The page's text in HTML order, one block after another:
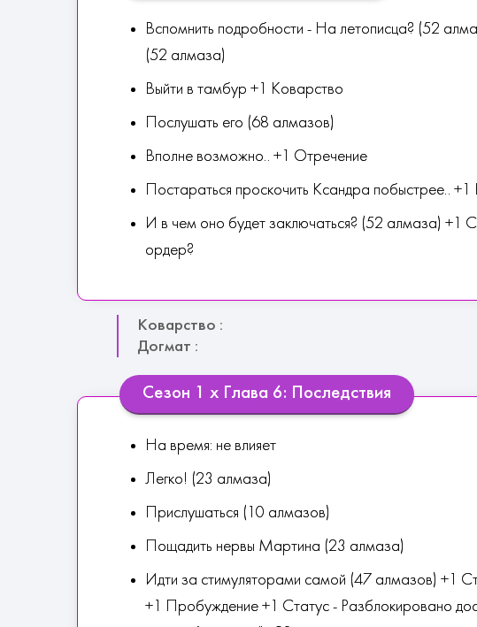
Вспомнить подробности - На летописца? (52
(52 алмаза)
Выйти в тамбур +1 Коварство
Послушать его (68 алмазов)
Вполне возможно.. +1 Отречение
Постараться проскочить Ксандра побыстрее.. +1
И в чем оно будет заключаться? (52 алмаза) +1
ордер?
Коварство :
Догмат :
Сезон 1 х Глава 6: Последствия
На время: не влияет
Легко! (23 алмаза)
Прислушаться (10 алмазов)
Пощадить нервы Мартина (23 алмаза)
Идти за стимуляторами самой (47 алмазов) +1
+1 Пробуждение +1 Статус - Разблокировано